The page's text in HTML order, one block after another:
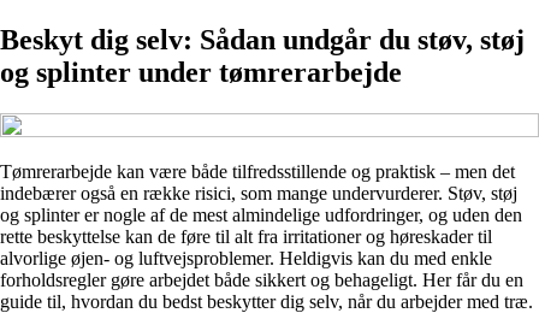
Beskyt dig selv: Sådan undgår du støv, støj
og splinter under tømrerarbejde
Tømrerarbejde kan være både tilfredsstillende og praktisk – men det
indebærer også en række risici, som mange undervurderer. Støv, støj
og splinter er nogle af de mest almindelige udfordringer, og uden den
rette beskyttelse kan de føre til alt fra irritationer og høreskader til
alvorlige øjen- og luftvejsproblemer. Heldigvis kan du med enkle
forholdsregler gøre arbejdet både sikkert og behageligt. Her får du en
guide til, hvordan du bedst beskytter dig selv, når du arbejder med træ.